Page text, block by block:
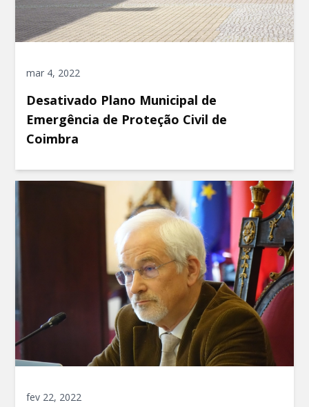
mar 4, 2022
Desativado Plano Municipal de
Emergência de Proteção Civil de
Coimbra
fev 22, 2022